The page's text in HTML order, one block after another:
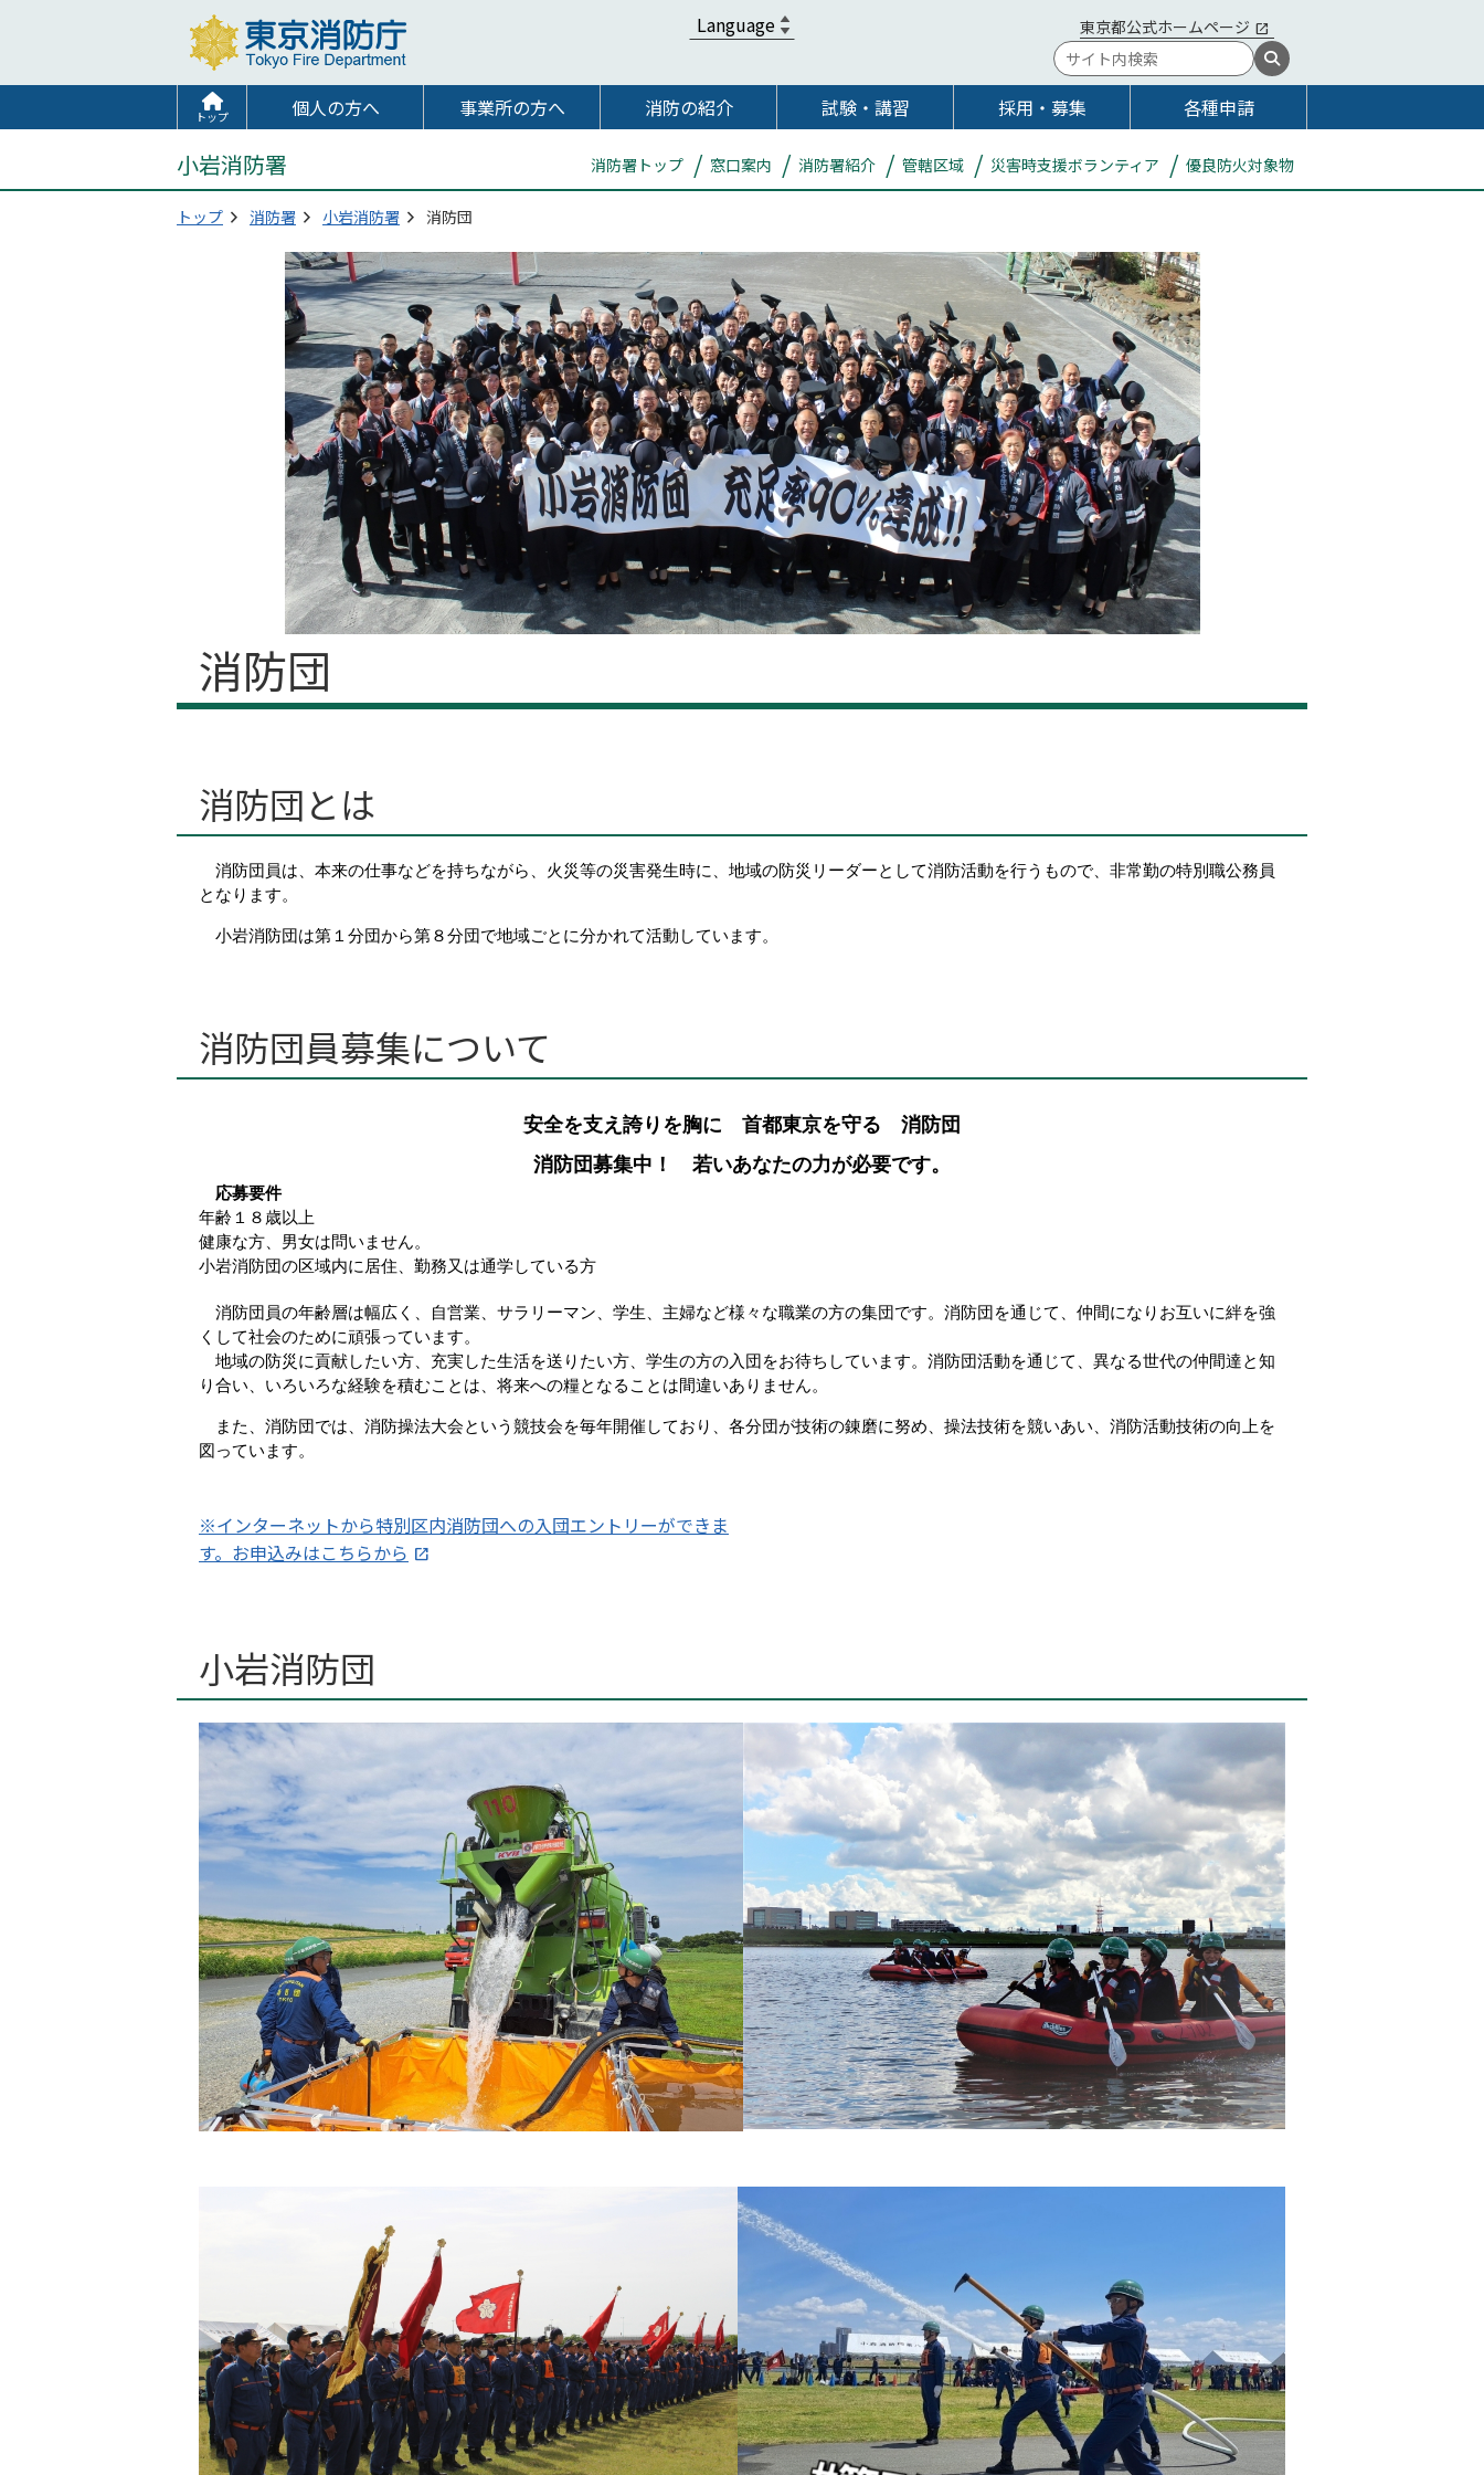
東京都公式ホームページ
トップ 個人の方へ 事業所の方へ 消防の紹介 試験・講習 採用・募集 各種申請
小岩消防署 消防署トップ 窓口案内 消防署紹介 管轄区域 災害時支援ボランティア 優良防火対象物
トップ 消防署 小岩消防署 消防団
消防団
消防団とは
消防団員は、本来の仕事などを持ちながら、火災等の災害発生時に、地域の防災リーダーとして消防活動を行うもので、非常勤の特別職公務員
となります。
小岩消防団は第１分団から第８分団で地域ごとに分かれて活動しています。
消防団員募集について
安全を支え誇りを胸に 首都東京を守る 消防団
消防団募集中！ 若いあなたの力が必要です。
応募要件
年齢１８歳以上
健康な方、男女は問いません。
小岩消防団の区域内に居住、勤務又は通学している方
消防団員の年齢層は幅広く、自営業、サラリーマン、学生、主婦など様々な職業の方の集団です。消防団を通じて、仲間になりお互いに絆を強
くして社会のために頑張っています。
地域の防災に貢献したい方、充実した生活を送りたい方、学生の方の入団をお待ちしています。消防団活動を通じて、異なる世代の仲間達と知
り合い、いろいろな経験を積むことは、将来への糧となることは間違いありません。
また、消防団では、消防操法大会という競技会を毎年開催しており、各分団が技術の錬磨に努め、操法技術を競いあい、消防活動技術の向上を
図っています。
※インターネットから特別区内消防団への入団エントリーができま
す。お申込みはこちらから
小岩消防団